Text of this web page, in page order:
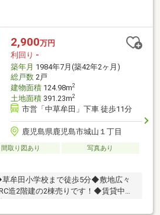
2,900万円
利回り -
築年月 1984年7月(築42年2ヶ月)
総戸数2戸
建物面積124.98m2
土地面積391.23m2
市営「中草牟田」下車 徒歩11分
鹿児島県鹿児島市城山１丁目
間取り図あり
写真あり
牟田小学校まで徒歩5分◆敷地広々
造2階建の2棟売りです！◆賃貸中